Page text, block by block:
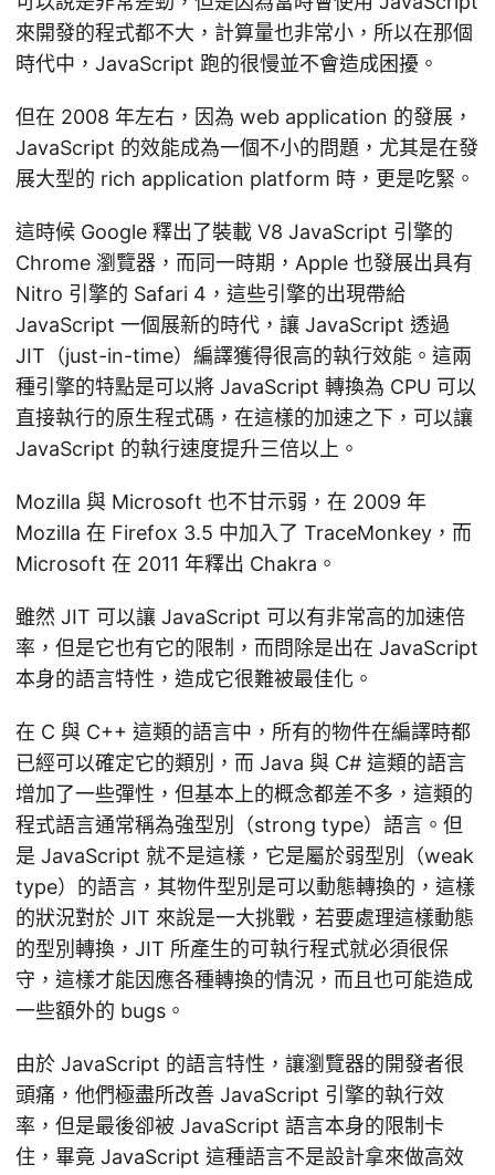
來開發的程式都不大，計算量也非常小，所以在那個
時代中，JavaScript 跑的很慢並不會造成困擾。
但在 2008 年左右，因為 web application 的發展，
JavaScript 的效能成為一個不小的問題，尤其是在發
展大型的 rich application platform 時，更是吃緊。
這時候 Google 釋出了裝載 V8 JavaScript 引擎的
Chrome 瀏覽器，而同一時期，Apple 也發展出具有
Nitro 引擎的 Safari 4，這些引擎的出現帶給
JavaScript 一個展新的時代，讓 JavaScript 透過
JIT（just-in-time）編譯獲得很高的執行效能。這兩
種引擎的特點是可以將 JavaScript 轉換為 CPU 可以
直接執行的原生程式碼，在這樣的加速之下，可以讓
JavaScript 的執行速度提升三倍以上。
Mozilla 與 Microsoft 也不甘示弱，在 2009 年
Mozilla 在 Firefox 3.5 中加入了 TraceMonkey，而
Microsoft 在 2011 年釋出 Chakra。
雖然 JIT 可以讓 JavaScript 可以有非常高的加速倍
率，但是它也有它的限制，而問除是出在 JavaScript
本身的語言特性，造成它很難被最佳化。
在 C 與 C++ 這類的語言中，所有的物件在編譯時都
已經可以確定它的類別，而 Java 與 C# 這類的語言
增加了一些彈性，但基本上的概念都差不多，這類的
程式語言通常稱為強型別（strong type）語言。但
是 JavaScript 就不是這樣，它是屬於弱型別（weak
type）的語言，其物件型別是可以動態轉換的，這樣
的狀況對於 JIT 來說是一大挑戰，若要處理這樣動態
的型別轉換，JIT 所產生的可執行程式就必須很保
守，這樣才能因應各種轉換的情況，而且也可能造成
一些額外的 bugs。
由於 JavaScript 的語言特性，讓瀏覽器的開發者很
頭痛，他們極盡所改善 JavaScript 引擎的執行效
率，但是最後卻被 JavaScript 語言本身的限制卡
住，畢竟 JavaScript 這種語言不是設計拿來做高效